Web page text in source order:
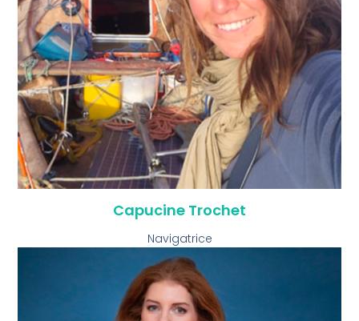
Capucine Trochet
Navigatrice